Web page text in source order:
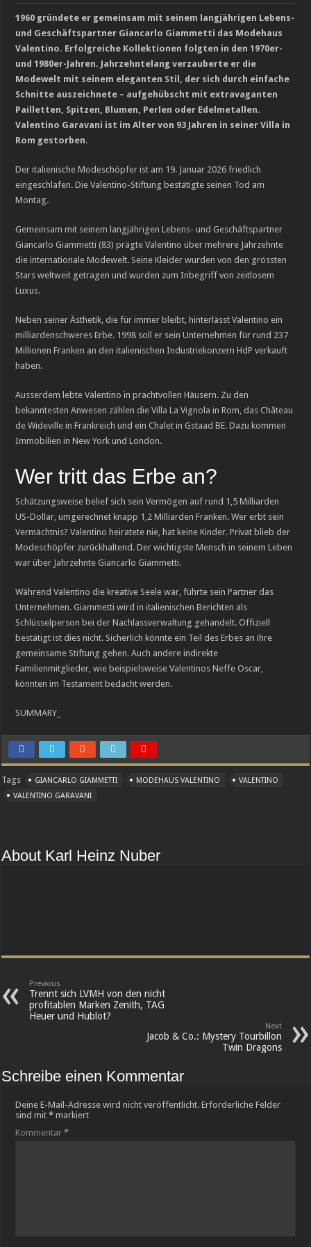
Breguets vergessene Kunst des Emaillierens
Chopard legt die Minutenrepetition L.U.C Full Strike im transparenten Saphir-
1960 gründete er gemeinsam mit seinem langjährigen Lebens-
und Geschäftspartner Giancarlo Giammetti das Modehaus
Valentino. Erfolgreiche Kollektionen folgten in den 1970er-
und 1980er-Jahren. Jahrzehntelang verzauberte er die
Modewelt mit seinem eleganten Stil, der sich durch einfache
Schnitte auszeichnete – aufgehübscht mit extravaganten
Pailletten, Spitzen, Blumen, Perlen oder Edelmetallen.
Valentino Garavani ist im Alter von 93 Jahren in seiner Villa in
Rom gestorben.
Der italienische Modeschöpfer ist am 19. Januar 2026 friedlich
eingeschlafen. Die Valentino-Stiftung bestätigte seinen Tod am
Montag.
Gemeinsam mit seinem langjährigen Lebens- und Geschäftspartner
Giancarlo Giammetti (83) prägte Valentino über mehrere Jahrzehnte
die internationale Modewelt. Seine Kleider wurden von den grössten
Stars weltweit getragen und wurden zum Inbegriff von zeitlosem
Luxus.
Neben seiner Ästhetik, die für immer bleibt, hinterlässt Valentino ein
milliardenschweres Erbe. 1998 soll er sein Unternehmen für rund 237
Millionen Franken an den italienischen Industriekonzern HdP verkauft
haben.
Ausserdem lebte Valentino in prachtvollen Häusern. Zu den
bekanntesten Anwesen zählen die Villa La Vignola in Rom, das Château
de Wideville in Frankreich und ein Chalet in Gstaad BE. Dazu kommen
Immobilien in New York und London.
Wer tritt das Erbe an?
Schätzungsweise belief sich sein Vermögen auf rund 1,5 Milliarden
US-Dollar, umgerechnet knapp 1,2 Milliarden Franken. Wer erbt sein
Vermächtnis? Valentino heiratete nie, hat keine Kinder. Privat blieb der
Modeschöpfer zurückhaltend. Der wichtigste Mensch in seinem Leben
war über Jahrzehnte Giancarlo Giammetti.
Während Valentino die kreative Seele war, führte sein Partner das
Unternehmen. Giammetti wird in italienischen Berichten als
Schlüsselperson bei der Nachlassverwaltung gehandelt. Offiziell
bestätigt ist dies nicht. Sicherlich könnte ein Teil des Erbes an ihre
gemeinsame Stiftung gehen. Auch andere indirekte
Familienmitglieder, wie beispielsweise Valentinos Neffe Oscar,
könnten im Testament bedacht werden.
SUMMARY_
Tags GIANCARLO GIAMMETTI MODEHAUS VALENTINO
VALENTINO
VALENTINO GARAVANI
About Karl Heinz Nuber
Previous
Trennt sich LVMH von den nicht
profitablen Marken Zenith, TAG
Heuer und Hublot?
Next
Jacob & Co.: Mystery Tourbillon
Twin Dragons
Schreibe einen Kommentar
Deine E-Mail-Adresse wird nicht veröffentlicht. Erforderliche Felder
sind mit* markiert
Kommentar*